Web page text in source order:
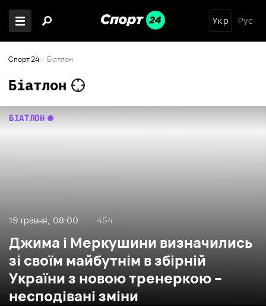
Укр Рус
Спорт 24 Біатлон
Біатлон
Джима і Меркушини визначились
зі своїм майбутнім в збірній
України з новою тренеркою –
несподівані зміни
БІАТЛОН
19 травня, 08:00 454